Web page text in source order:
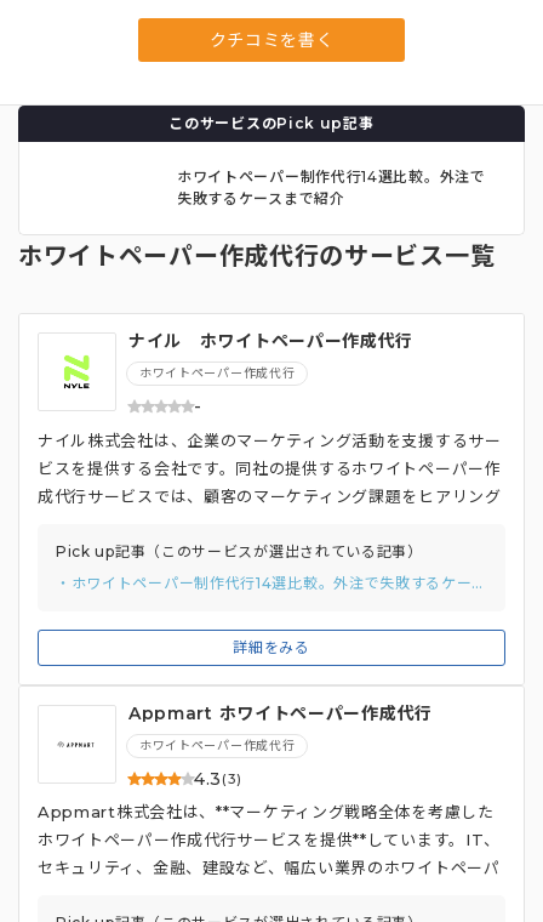
クチコミを書く
このサービスのPick up記事
ホワイトペーパー制作代行14選比較。外注で
失敗するケースまで紹介
ホワイトペーパー作成代行のサービス一覧
ナイル ホワイトペーパー作成代行
ホワイトペーパー作成代行
-
詳細をみる
ナイル株式会社は、企業のマーケティング活動を支援するサー
ビスを提供する会社です。同社の提供するホワイトペーパー作
成代行サービスでは、顧客のマーケティング課題をヒアリング
やすための改善策まで、総合的にサポートしている点が特徴**
です。 ホワイトペーパー作成だけでなく、ウェブサイトへの
ビナー、商談での活用方法など、作成後の活用方法までコンサ
ルティングしてもらえるため、**リード獲得や顧客育成に効果
的に活用できます**。顧客のニーズに寄り添いながら、成果に
つながるホワイトペーパー作成を支援しています。
Pick up記事（このサービスが選出されている記事）
・ホワイトペーパー制作代行14選比較。外注で失敗するケースまで紹介
Appmart ホワイトペーパー作成代行
ホワイトペーパー作成代行
4.3 (3)
Appmart株式会社は、**マーケティング戦略全体を考慮した
ホワイトペーパー作成代行サービスを提供**しています。IT、
セキュリティ、金融、建設など、幅広い業界のホワイトペーパ